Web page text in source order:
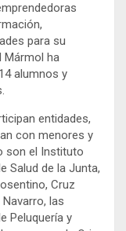
para su
Mármol ha
alumnos y
entidades,
con menores y
son el Instituto
Salud de la Junta,
Cruz
las
Peluquería y